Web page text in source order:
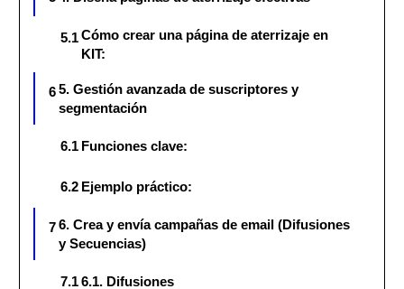
5.1Cómo crear una página de aterrizaje en
KIT:
65. Gestión avanzada de suscriptores y
segmentación
6.1 Funciones clave:
6.2 Ejemplo práctico:
76. Crea y envía campañas de email (Difusiones
y Secuencias)
7.16.1. Difusiones